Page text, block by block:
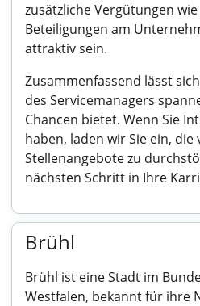
zusätzliche Vergütungen
Beteiligungen am
attraktiv sein.
Zusammenfassend lässt
des Servicemanagers
Chancen bietet. Wenn Sie
haben, laden wir Sie ein, die
Stellenangebote zu
nächsten Schritt in Ihre
Brühl
Brühl ist eine Stadt im
Westfalen, bekannt für ihre